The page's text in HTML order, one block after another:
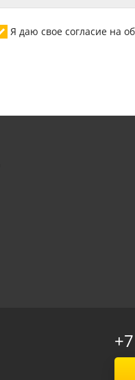
Я даю свое согласие на